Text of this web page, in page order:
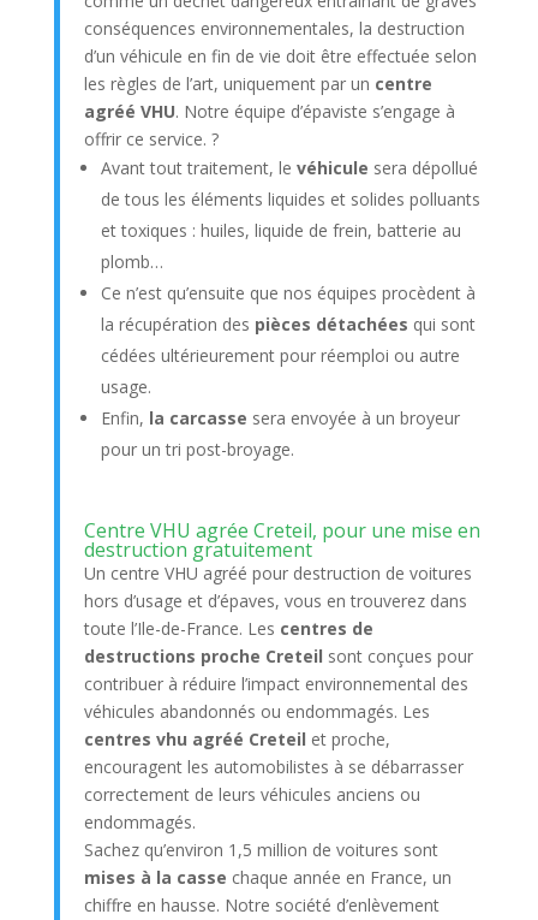
conséquences environnementales, la destruction
d’un véhicule en fin de vie doit être effectuée selon
les règles de l’art, uniquement par un centre
agréé VHU. Notre équipe d’épaviste s’engage à
offrir ce service. ?
Avant tout traitement, le véhicule sera dépollué
de tous les éléments liquides et solides polluants
et toxiques : huiles, liquide de frein, batterie au
plomb…
Ce n’est qu’ensuite que nos équipes procèdent à
la récupération des pièces détachées qui sont
cédées ultérieurement pour réemploi ou autre
usage.
Enfin, la carcasse sera envoyée à un broyeur
pour un tri post-broyage.
Centre VHU agrée Creteil, pour une mise en
destruction gratuitement
Un centre VHU agréé pour destruction de voitures
hors d’usage et d’épaves, vous en trouverez dans
toute l’Ile-de-France. Les centres de
destructions proche Creteil sont conçues pour
contribuer à réduire l’impact environnemental des
véhicules abandonnés ou endommagés. Les
centres vhu agréé Creteil et proche,
encouragent les automobilistes à se débarrasser
correctement de leurs véhicules anciens ou
endommagés.
Sachez qu’environ 1,5 million de voitures sont
mises à la casse chaque année en France, un
chiffre en hausse. Notre société d’enlèvement